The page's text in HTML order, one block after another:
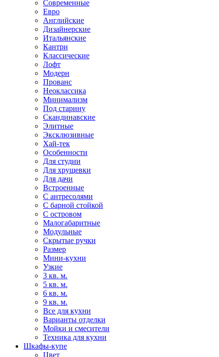
Современные
Евро
Английские
Дизайнерские
Итальянские
Кантри
Классические
Лофт
Модерн
Прованс
Неоклассика
Минимализм
Под старину
Скандинавские
Элитные
Эксклюзивные
Хай-тек
Особенности
Для студии
Для хрущевки
Для дачи
Встроенные
С антресолями
С барной стойкой
С островом
Малогабаритные
Модульные
Скрытые ручки
Размер
Мини-кухни
Узкие
3 кв. м.
5 кв. м.
6 кв. м.
9 кв. м.
Все для кухни
Варианты отделки
Мойки и смесители
Техника для кухни
Шкафы-купе
Цвет